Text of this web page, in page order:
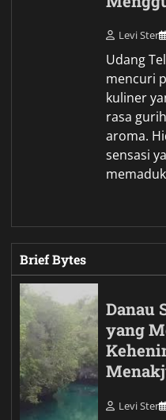
Levi Ster
Udang
mencuri
kuliner
rasa
aroma.
sensasi
Brief Bytes
Danau
yang
Levi Ster